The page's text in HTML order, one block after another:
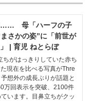
…… 母「ハーフの子
さかの姿”に「前世が
| 育児 ねとらぼ
がはっきりしていた赤ち
現在を比べる写真がThre
想外の成長ぶりが話題と
万回表示を突破、2100件
います。目鼻立ちがクッ